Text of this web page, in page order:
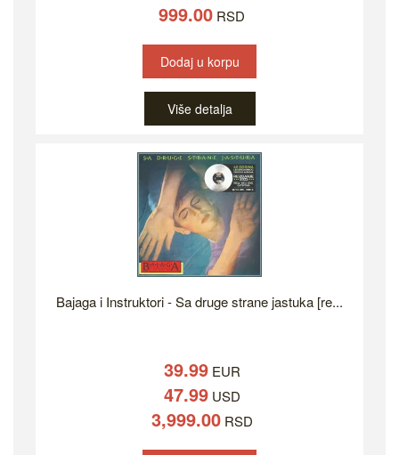
999.00 RSD
Dodaj u korpu
Više detalja
Bajaga i Instruktori - Sa druge strane jastuka [re...
39.99EUR
47.99USD
3,999.00RSD